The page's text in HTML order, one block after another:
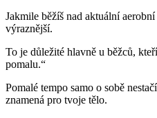
Jakmile běžíš nad aktuální
výraznější.
To je důležité hlavně u běžců,
pomalu.“
Pomalé tempo samo o sobě
znamená pro tvoje tělo.